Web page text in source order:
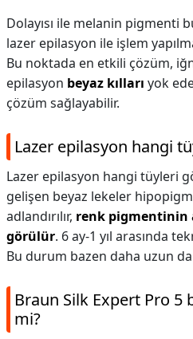
Dolayısı ile melanin pigmenti
lazer epilasyon ile işlem
Bu noktada en etkili çözüm,
epilasyon beyaz kılları yok
çözüm sağlayabilir.
Lazer epilasyon hangi
Lazer epilasyon hangi tüyleri
gelişen beyaz lekeler
adlandırılır, renk pigmentinin
görülür. 6 ay-1 yıl arasında
Bu durum bazen daha uzun
Braun Silk Expert Pro 5
mi?